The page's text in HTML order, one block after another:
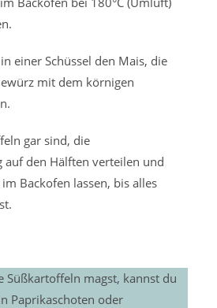
einer Schüssel den Mais, die
mit dem körnigen
gar sind, die
auf den Hälften verteilen und
Backofen lassen, bis alles
Süßkartoffeln magst, kannst du
Paprikaschoten oder